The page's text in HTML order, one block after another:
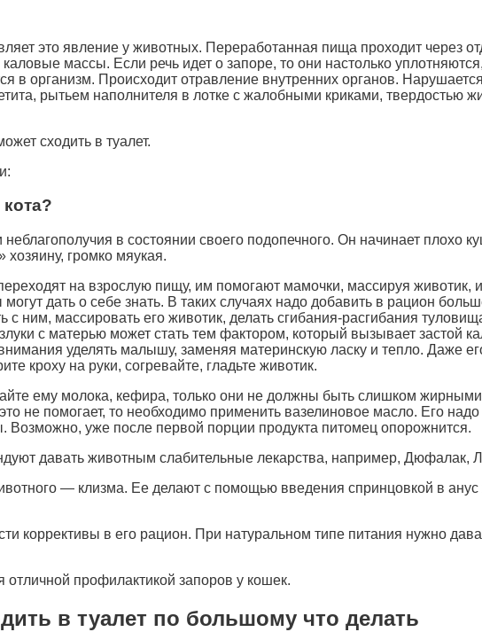
это явление у животных. Переработанная пища проходит через
массы. Если речь идет о запоре, то они настолько
в организм. Происходит отравление внутренних органов.
рытьем наполнителя в лотке с жалобными криками, твердостью
сходить в туалет.
в состоянии своего подопечного. Он начинает плохо
хозяину, громко мяукая.
на взрослую пищу, им помогают мамочки, массируя животик,
дать о себе знать. В таких случаях надо добавить в рацион
с ним, массировать его животик, делать сгибания-расгибания
с матерью может стать тем фактором, который вызывает застой
уделять малышу, заменяя материнскую ласку и тепло. Даже
кроху на руки, согревайте, гладьте животик.
ему молока, кефира, только они не должны быть слишком
не помогает, то необходимо применить вазелиновое масло. Его
Возможно, уже после первой порции продукта питомец опорожнится.
давать животным слабительные лекарства, например, Дюфалак,
— клизма. Ее делают с помощью введения спринцовкой в анус
коррективы в его рацион. При натуральном типе питания нужно
профилактикой запоров у кошек.
в туалет по большому что делать